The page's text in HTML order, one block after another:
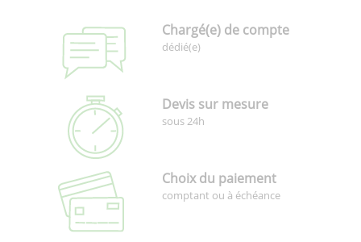
Chargé(e) de compte
dédié(e)
Devis sur mesure
sous 24h
Choix du paiement
comptant ou à échéance